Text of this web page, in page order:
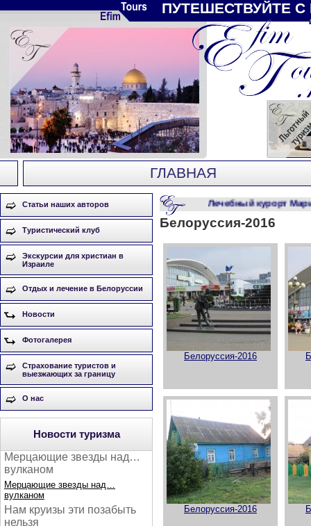
ПУТЕШЕСТВУЙТЕ
ГЛАВНАЯ
Статьи наших авторов
Туристический клуб
Экскурсии для христиан в
Израиле
Отдых и лечение в Белоруссии
Новости
Фотогалерея
Страхование туристов и
выезжающих за границу
О нас
Новости туризма
Мерцающие звезды над…
вулканом
Мерцающие звезды над…
вулканом
Нам круизы эти позабыть
нельзя
Лечебный курорт
Белоруссия-2016
Белоруссия-2016
Белоруссия-2016